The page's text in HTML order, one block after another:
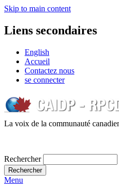
Skip to main content
Liens secondaires
English
Accueil
Contactez nous
se connecter
La voix de la communauté
Rechercher
Menu